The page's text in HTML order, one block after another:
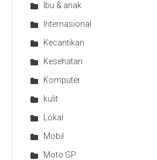
Ibu & anak
Internasional
Kecantikan
Kesehatan
Komputer
kulit
Lokal
Mobil
Moto GP